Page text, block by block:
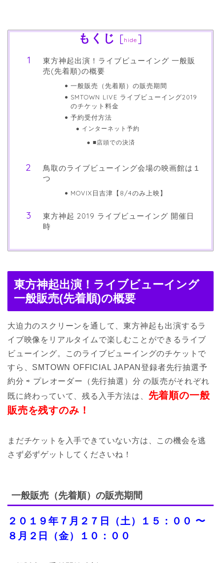
もくじ [hide ]
東方神起出演！ライブビューイング 一般販
売(先着順)の概要
一般販売（先着順）の販売期間
SMTOWN LIVE ライブビューイング2019
のチケット料金
予約受付方法
インターネット予約
■店頭での決済
鳥取のライブビューイング会場の映画館は１
つ
MOVIX日吉津【8/4のみ上映】
東方神起 2019 ライブビューイング 開催日
時
東方神起出演！ライブビューイング
一般販売(先着順)の概要
大迫力のスクリーンを通して、東方神起も出演するラ
イブ映像をリアルタイムで楽しむことができるライブ
ビューイング。このライブビューイングのチケットで
すら、SMTOWN OFFICIAL JAPAN登録者先行抽選予
約分 ⇨ プレオーダー（先行抽選）分 の販売がそれぞれ
既に終わっていて、残る入手方法は、 先着順の一般
販売を残すのみ！
まだチケットを入手できていない方は、この機会を逃
さず必ずゲットしてくださいね！
一般販売（先着順）の販売期間
２０１９年７月２７日（土）１５：００ 〜
８月２日（金）１０：００